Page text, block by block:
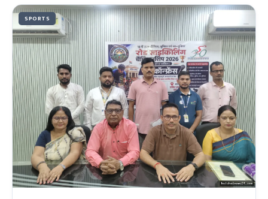
SPORTS